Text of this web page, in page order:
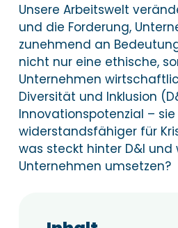
Unsere Arbeitswelt
und die Forderung,
zunehmend an
nicht nur eine ethische,
Unternehmen
Diversität und Inklusion
Innovationspotenzial –
widerstandsfähiger für
was steckt hinter D&I
Unternehmen umsetzen?